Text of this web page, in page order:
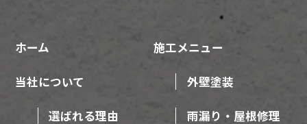
ホーム
当社について
選ばれる理由
施工メニュー
外壁塗装
雨漏り・屋根修理